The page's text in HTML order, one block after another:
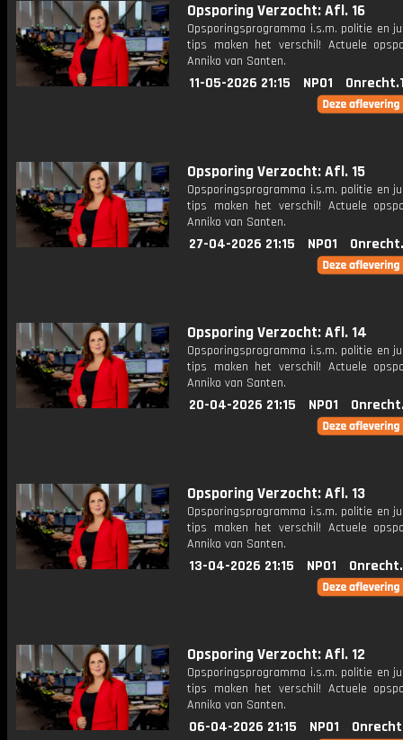
Opsporing Verzocht: Afl. 16
Opsporingsprogramma i.s.m. politie en
tips maken het verschil! Actuele
Anniko van Santen.
11-05-2026 21:15 NPO1
Opsporing Verzocht: Afl. 15
Opsporingsprogramma i.s.m. politie en
tips maken het verschil! Actuele
Anniko van Santen.
27-04-2026 21:15 NPO1
Opsporing Verzocht: Afl. 14
Opsporingsprogramma i.s.m. politie en
tips maken het verschil! Actuele
Anniko van Santen.
20-04-2026 21:15 NPO1
Opsporing Verzocht: Afl. 13
Opsporingsprogramma i.s.m. politie en
tips maken het verschil! Actuele
Anniko van Santen.
13-04-2026 21:15 NPO1
Opsporing Verzocht: Afl. 12
Opsporingsprogramma i.s.m. politie en
tips maken het verschil! Actuele
Anniko van Santen.
06-04-2026 21:15 NPO1